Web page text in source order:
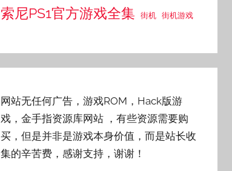
索尼PS1官方游戏全集 街机 街机游戏
网站无任何广告，游戏ROM，Hack版游
戏，金手指资源库网站 ，有些资源需要购
买，但是并非是游戏本身价值，而是站长收
集的辛苦费，感谢支持，谢谢！